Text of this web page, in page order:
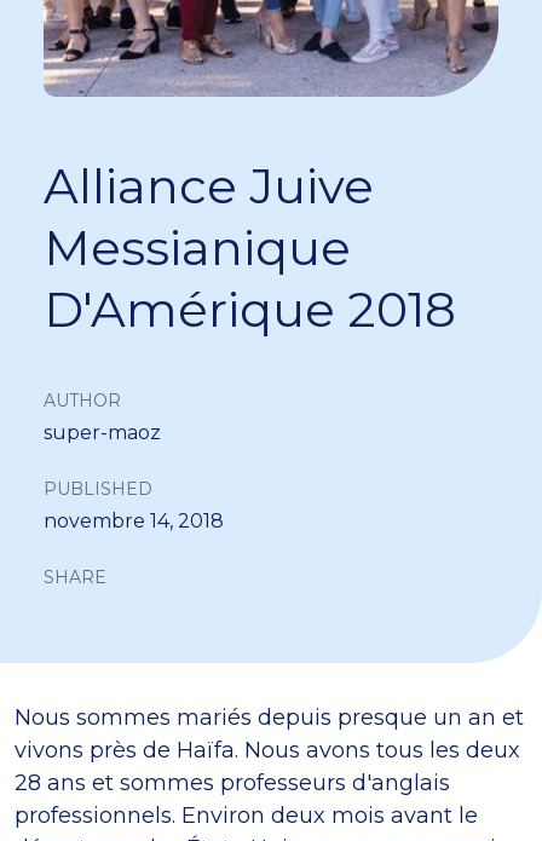
Alliance Juive
Messianique
D'Amérique 2018
AUTHOR
super-maoz
PUBLISHED
novembre 14, 2018
SHARE
Nous sommes mariés depuis presque un an et
vivons près de Haïfa. Nous avons tous les deux
28 ans et sommes professeurs d'anglais
professionnels. Environ deux mois avant le